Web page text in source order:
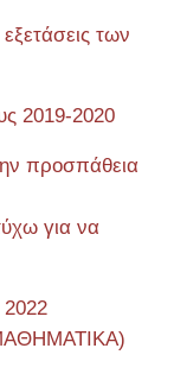
των
2019-2020
προσπάθεια
για να